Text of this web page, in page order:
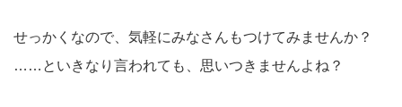
せっかくなので、気軽にみなさんもつけてみませんか？
……といきなり言われても、思いつきませんよね？